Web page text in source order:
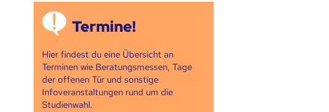
Termine!
Hier findest du eine Übersicht an
Terminen wie Beratungsmessen, Tage
der offenen Tür und sonstige
Infoveranstaltungen rund um die
Studienwahl.